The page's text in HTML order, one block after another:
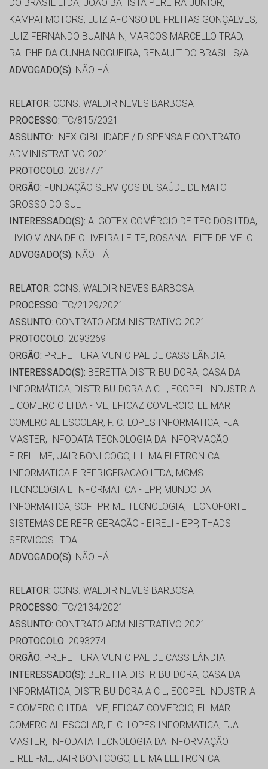
DO BRASIL LTDA, JOÃO BATISTA PEREIRA JÚNIOR,
KAMPAI MOTORS, LUIZ AFONSO DE FREITAS GONÇALVES,
LUIZ FERNANDO BUAINAIN, MARCOS MARCELLO TRAD,
RALPHE DA CUNHA NOGUEIRA, RENAULT DO BRASIL S/A
ADVOGADO(S): NÃO HÁ
RELATOR: CONS. WALDIR NEVES BARBOSA
PROCESSO: TC/815/2021
ASSUNTO: INEXIGIBILIDADE / DISPENSA E CONTRATO
ADMINISTRATIVO 2021
PROTOCOLO: 2087771
ORGÃO: FUNDAÇÃO SERVIÇOS DE SAÚDE DE MATO
GROSSO DO SUL
INTERESSADO(S): ALGOTEX COMÉRCIO DE TECIDOS LTDA,
LIVIO VIANA DE OLIVEIRA LEITE, ROSANA LEITE DE MELO
ADVOGADO(S): NÃO HÁ
RELATOR: CONS. WALDIR NEVES BARBOSA
PROCESSO: TC/2129/2021
ASSUNTO: CONTRATO ADMINISTRATIVO 2021
PROTOCOLO: 2093269
ORGÃO: PREFEITURA MUNICIPAL DE CASSILÂNDIA
INTERESSADO(S): BERETTA DISTRIBUIDORA, CASA DA
INFORMÁTICA, DISTRIBUIDORA A C L, ECOPEL INDUSTRIA
E COMERCIO LTDA - ME, EFICAZ COMERCIO, ELIMARI
COMERCIAL ESCOLAR, F. C. LOPES INFORMATICA, FJA
MASTER, INFODATA TECNOLOGIA DA INFORMAÇÃO
EIRELI-ME, JAIR BONI COGO, L LIMA ELETRONICA
INFORMATICA E REFRIGERACAO LTDA, MCMS
TECNOLOGIA E INFORMATICA - EPP, MUNDO DA
INFORMATICA, SOFTPRIME TECNOLOGIA, TECNOFORTE
SISTEMAS DE REFRIGERAÇÃO - EIRELI - EPP, THADS
SERVICOS LTDA
ADVOGADO(S): NÃO HÁ
RELATOR: CONS. WALDIR NEVES BARBOSA
PROCESSO: TC/2134/2021
ASSUNTO: CONTRATO ADMINISTRATIVO 2021
PROTOCOLO: 2093274
ORGÃO: PREFEITURA MUNICIPAL DE CASSILÂNDIA
INTERESSADO(S): BERETTA DISTRIBUIDORA, CASA DA
INFORMÁTICA, DISTRIBUIDORA A C L, ECOPEL INDUSTRIA
E COMERCIO LTDA - ME, EFICAZ COMERCIO, ELIMARI
COMERCIAL ESCOLAR, F. C. LOPES INFORMATICA, FJA
MASTER, INFODATA TECNOLOGIA DA INFORMAÇÃO
EIRELI-ME, JAIR BONI COGO, L LIMA ELETRONICA